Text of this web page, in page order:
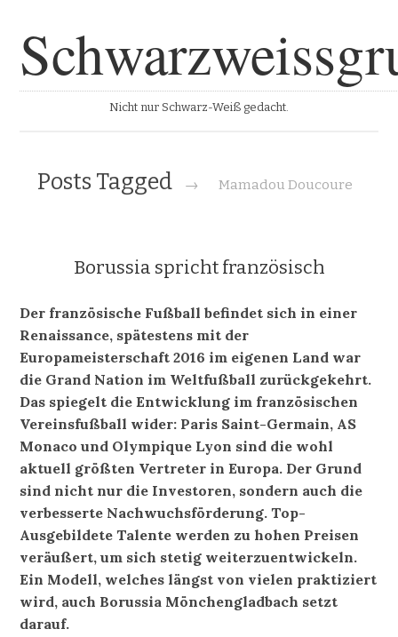
Nicht nur Schwarz-Weiß gedacht.
Posts Tagged → Mamadou Doucoure
Borussia spricht französisch
Der französische Fußball befindet sich in einer
Renaissance, spätestens mit der
Europameisterschaft 2016 im eigenen Land war
die Grand Nation im Weltfußball zurückgekehrt.
Das spiegelt die Entwicklung im französischen
Vereinsfußball wider: Paris Saint-Germain, AS
Monaco und Olympique Lyon sind die wohl
aktuell größten Vertreter in Europa. Der Grund
sind nicht nur die Investoren, sondern auch die
verbesserte Nachwuchsförderung. Top-
Ausgebildete Talente werden zu hohen Preisen
veräußert, um sich stetig weiterzuentwickeln.
Ein Modell, welches längst von vielen praktiziert
wird, auch Borussia Mönchengladbach setzt
darauf.